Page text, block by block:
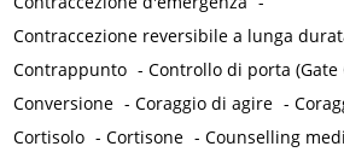
Contraccezione reversibile a lunga
Contrappunto -Controllo di porta (Gate
Conversione -Coraggio di agire -
Cortisolo -Cortisone -Counselling